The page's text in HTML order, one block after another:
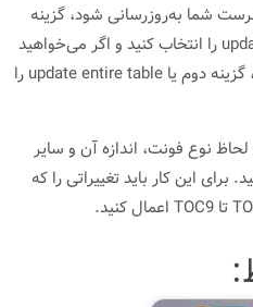
شما به‌روزرسانی شود، گزینه
اول یعنی update page numbers only را انتخاب كنید و اگر می‌خواهید
فهرست شما از ابتدا استخراج شود، گزینه دوم یا update entire table را
نوع فونت، اندازه آن و سایر
برای این كار باید تغییراتی را كه